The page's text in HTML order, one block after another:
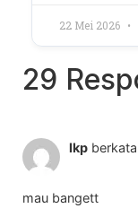
22 Mei 2026
29
lkp
mau bangett